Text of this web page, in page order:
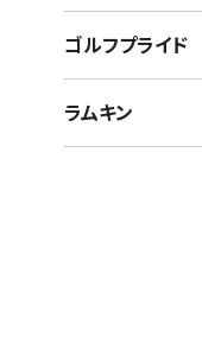
ゴルフプライド
ラムキン